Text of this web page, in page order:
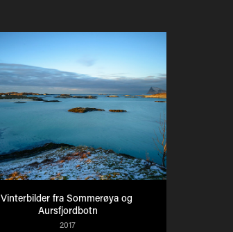
Vinterbilder fra Sommerøya og
Aursfjordbotn
2017